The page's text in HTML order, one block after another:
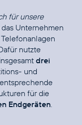
für unsere
Unternehmen
nutzte
drei
und
für die
Endgeräten